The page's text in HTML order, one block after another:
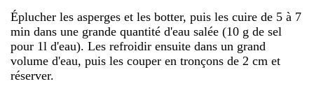
Éplucher les asperges et les botter, puis les cuire de 5 à 7
min dans une grande quantité d'eau salée (10 g de sel
pour 1l d'eau). Les refroidir ensuite dans un grand
volume d'eau, puis les couper en tronçons de 2 cm et
réserver.